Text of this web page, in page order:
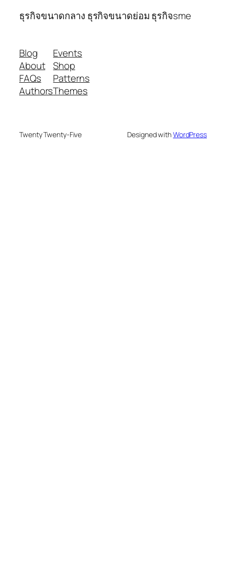
ธุรกิจขนาดกลาง ธุรกิจขนาดย่อม ธุรกิจsme
Blog
About
FAQs
Authors
Events
Shop
Patterns
Themes
Twenty Twenty-Five Designed withWordPress